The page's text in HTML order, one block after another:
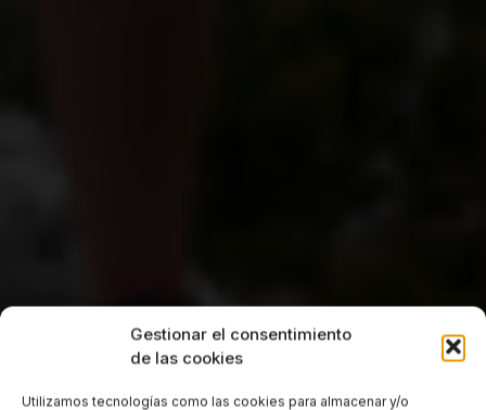
Gestionar el consentimiento
de las cookies
Utilizamos tecnologías como las cookies para almacenar y/o